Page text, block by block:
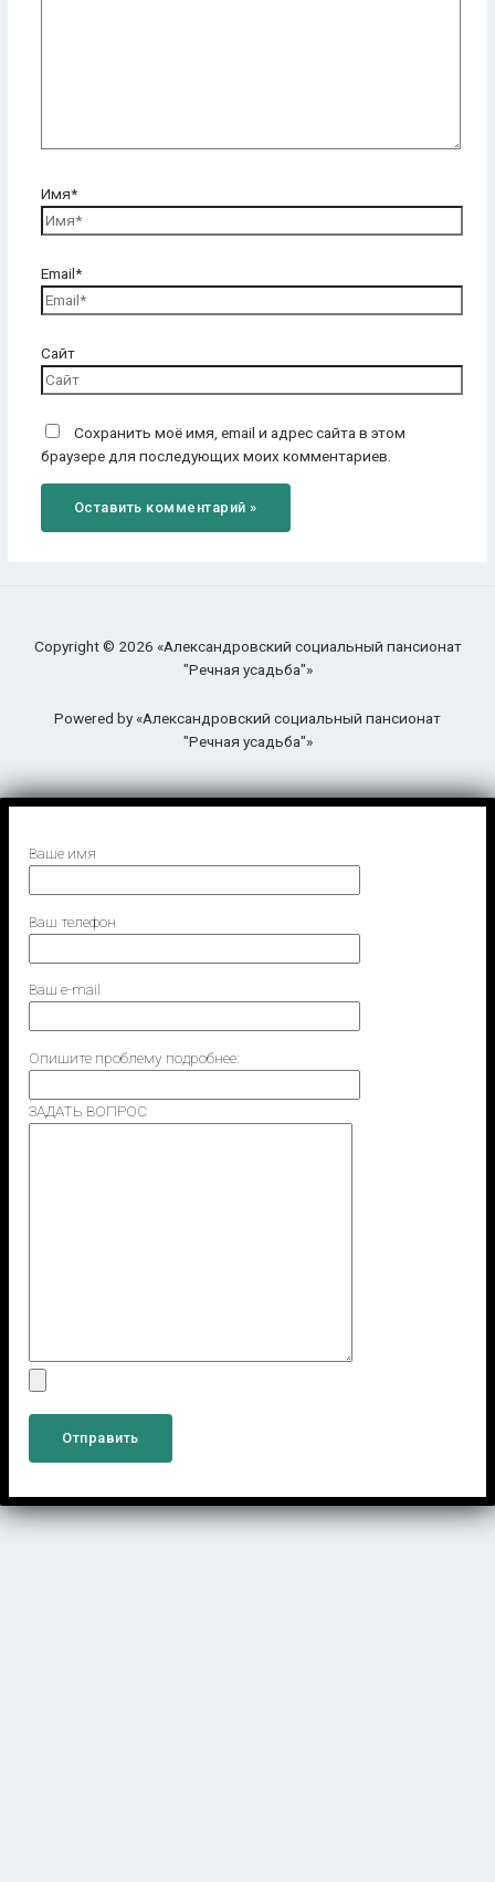
Имя*
Email*
Сайт
Сохранить моё имя, email и адрес сайта в этом
браузере для последующих моих комментариев.
Copyright © 2026 «Александровский социальный пансионат
"Речная усадьба"»
Powered by «Александровский социальный пансионат
"Речная усадьба"»
Ваше имя
Ваш телефон
Ваш e-mail
Опишите проблему подробнее:
ЗАДАТЬ ВОПРОС